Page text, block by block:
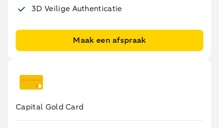
3D Veilige Authenticatie
Maak een afspraak
Capital Gold Card